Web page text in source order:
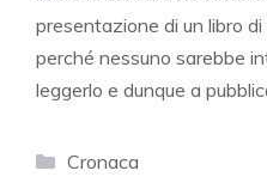
presentazione di un libro
perché nessuno sarebbe
leggerlo e dunque a
Categorie
Cronaca